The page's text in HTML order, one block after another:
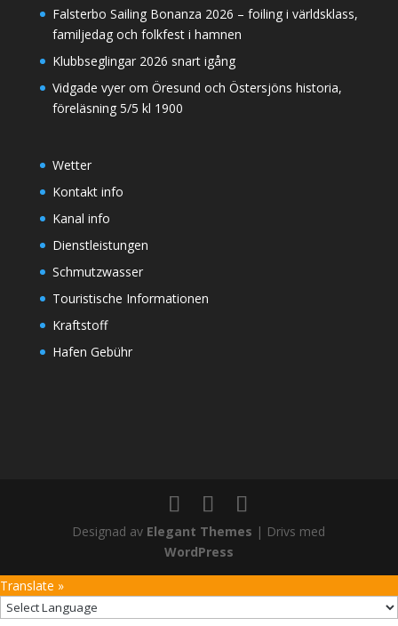
Falsterbo Sailing Bonanza 2026 – foiling i världsklass,
familjedag och folkfest i hamnen
Klubbseglingar 2026 snart igång
Vidgade vyer om Öresund och Östersjöns historia,
föreläsning 5/5 kl 1900
Wetter
Kontakt info
Kanal info
Dienstleistungen
Schmutzwasser
Touristische Informationen
Kraftstoff
Hafen Gebühr
Designad av Elegant Themes | Drivs med
WordPress
Translate »